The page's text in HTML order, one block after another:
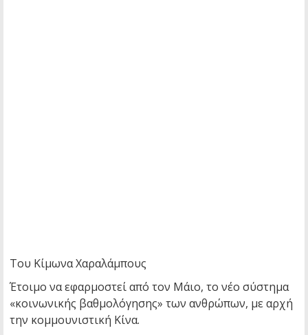
Του Κίμωνα Χαραλάμπους
Έτοιμο να εφαρμοστεί από τον Μάιο, το νέο σύστημα
«κοινωνικής βαθμολόγησης» των ανθρώπων, με αρχή
την κομμουνιστική Κίνα.